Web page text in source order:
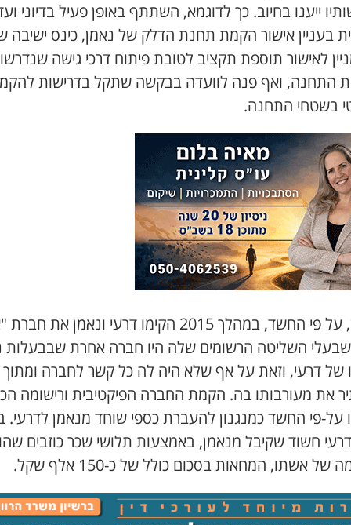
ייענו בחיוב. כך לדוגמא, השתתף באופן פעיל בדיוני
בעניין אישור הקמת תחנת הדלק של נאמן, כינס ישיבה
לאישור תוספת תקציב לטובת פיתוח דרכי גישה שנדרשו
התחנה, ואף פנה לוועדה בבקשה שתקל בדרישות
בשטחי התחנה.
כמו כן, על פי החשד, במהלך 2015 הקימו דרעי ונאמן את
השליטה הרשומים שלה היו חברה אחרת שבבעלות
של דרעי, וזאת על אף שלא היה לה כל קשר לחברה ומתוך
את מעורבותו בה. הקמת החברה הפיקטיבית ורישומה
על-פי החשד כמנגנון להעברת כספי שוחד מנאמן לדרעי.
חשוד שקיבל מנאמן, באמצעות תלושי שכר כוזבים
אשתו, המחאות בסכום כולל של כ-150 אלף שקל.